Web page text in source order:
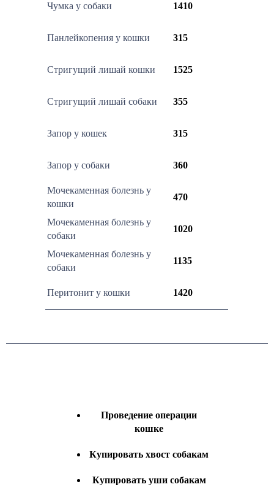
Чумка у собаки 1410
Панлейкопения у кошки 315
Стригущий лишай кошки 1525
Стригущий лишай собаки 355
Запор у кошек 315
Запор у собаки 360
Мочекаменная болезнь у
кошки
470
Мочекаменная болезнь у
собаки
1020
Мочекаменная болезнь у
собаки
1135
Перитонит у кошки 1420
Проведение операции
кошке
Купировать хвост собакам
Купировать уши собакам